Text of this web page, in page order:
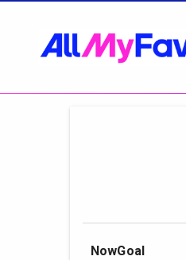
NowGoal